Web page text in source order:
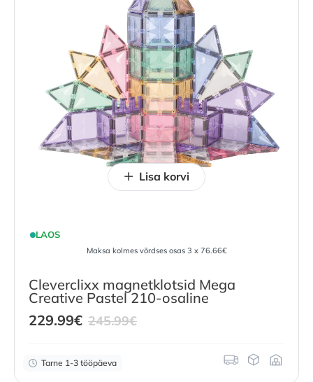
LAOS
Maksa kolmes võrdses osas 3 x 76.66€
Cleverclixx magnetklotsid Mega
Creative Pastel 210-osaline
229.99€ Current
is:
229.99
245.99€Original
Tarne 1-3 tööpäeva
Lisa korvi